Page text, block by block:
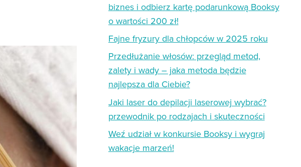
biznes i odbierz kartę podarunkową Booksy
o wartości 200 zł!
Fajne fryzury dla chłopców w 2025 roku
Przedłużanie włosów: przegląd metod,
zalety i wady – jaka metoda będzie
najlepsza dla Ciebie?
Jaki laser do depilacji laserowej wybrać?
przewodnik po rodzajach i skuteczności
Weź udział w konkursie Booksy i wygraj
wakacje marzeń!